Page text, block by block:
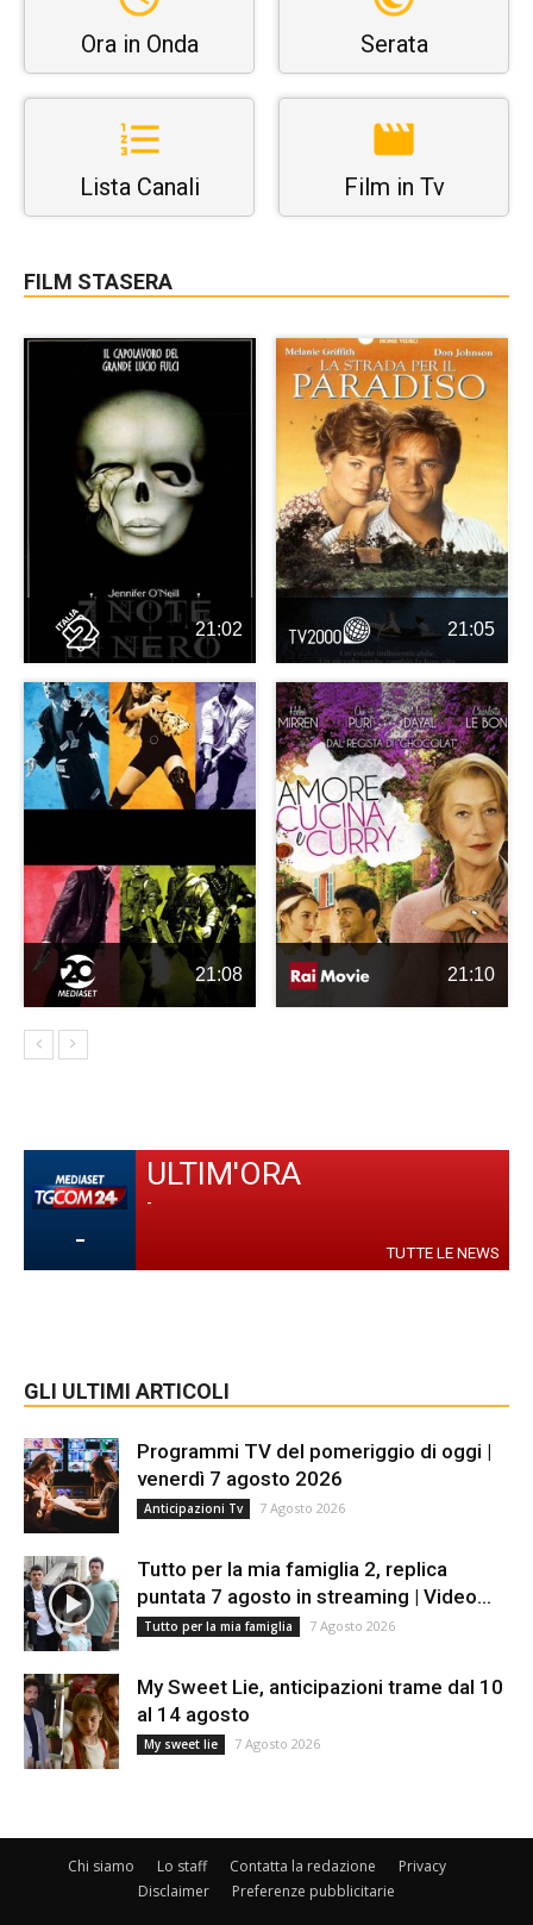
Ora in Onda Serata
Lista Canali Film in Tv
FILM STASERA
21:02 21:05
21:08 21:10
-
ULTIM'ORA
-
TUTTE LE NEWS
GLI ULTIMI ARTICOLI
Programmi TV del pomeriggio di oggi |
venerdì 7 agosto 2026
Anticipazioni Tv 7 Agosto 2026
Tutto per la mia famiglia 2, replica
puntata 7 agosto in streaming | Video...
Tutto per la mia famiglia 7 Agosto 2026
My Sweet Lie, anticipazioni trame dal 10
al 14 agosto
My sweet lie 7 Agosto 2026
Chi siamo Lo staff Contatta la redazione
Privacy
Disclaimer
Preferenze pubblicitarie